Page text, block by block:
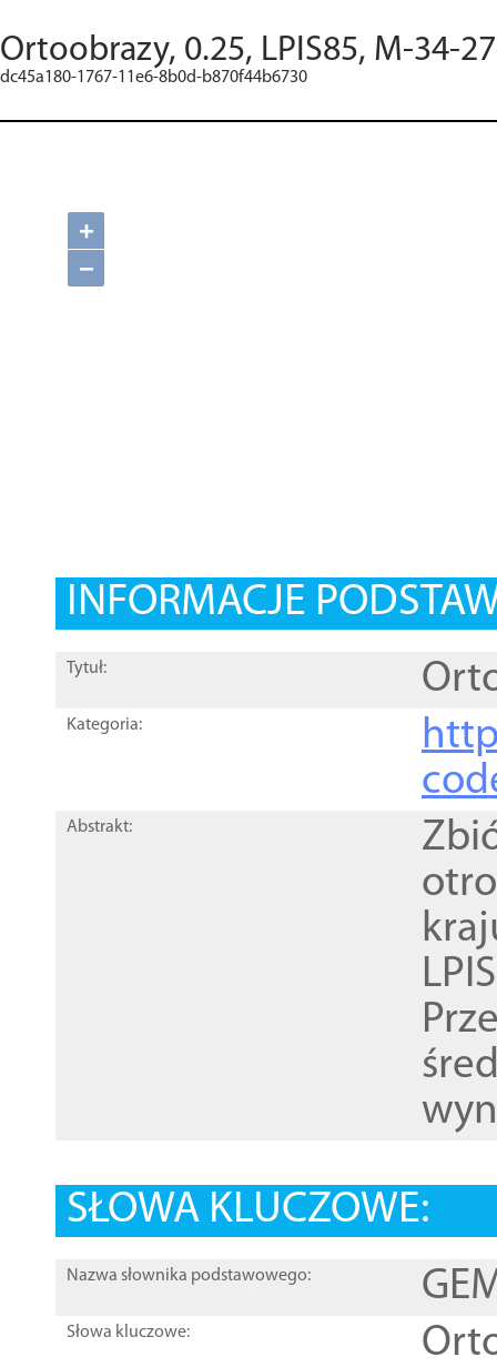
Ortoobrazy, 0.25, LPIS85, M-34-
dc45a180-1767-11e6-8b0d-b870f44b6730
+
−
INFORMACJE
Tytuł:
Kategoria:
Abstrakt:
SŁOWA KLUCZOWE:
Nazwa słownika podstawowego:
Słowa kluczowe: